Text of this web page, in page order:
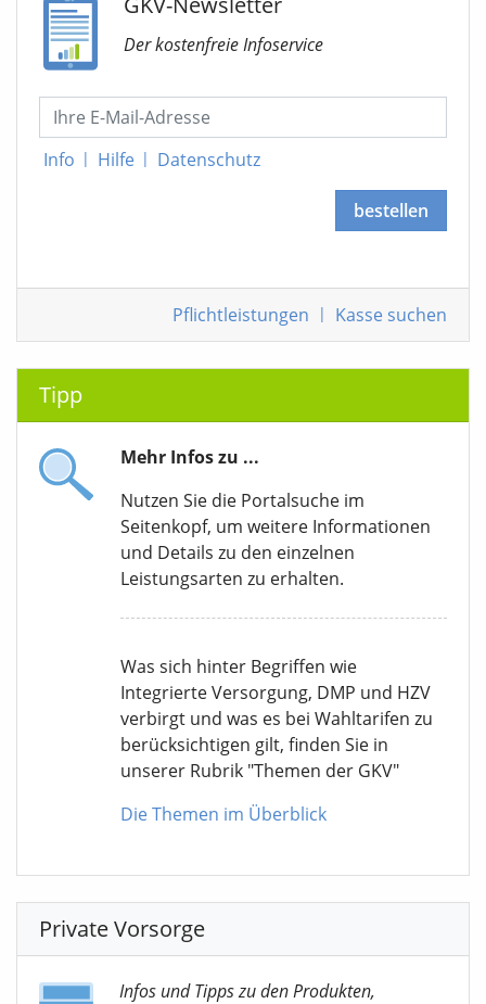
Der kostenfreie Infoservice
Info | Hilfe | Datenschutz
bestellen
Pflichtleistungen | Kasse suchen
Tipp
Mehr Infos zu ...
Nutzen Sie die Portalsuche im
Seitenkopf, um weitere Informationen
und Details zu den einzelnen
Leistungsarten zu erhalten.
Was sich hinter Begriffen wie
Integrierte Versorgung, DMP und HZV
verbirgt und was es bei Wahltarifen zu
berücksichtigen gilt, finden Sie in
unserer Rubrik "Themen der GKV"
Die Themen im Überblick
Private Vorsorge
Infos und Tipps zu den Produkten,